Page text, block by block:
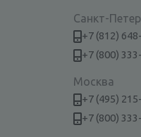
Санкт-
+7 (812)
+7 (800)
Москва
+7 (495)
+7 (800)